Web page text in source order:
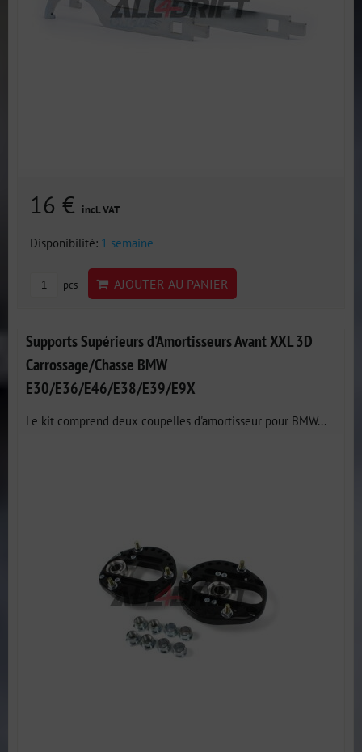
16 € incl. VAT
Disponibilité: 1 semaine
pcs AJOUTER AU PANIER
Supports Supérieurs d'Amortisseurs Avant XXL 3D
Carrossage/Chasse BMW
E30/E36/E46/E38/E39/E9X
Le kit comprend deux coupelles d'amortisseur pour BMW...